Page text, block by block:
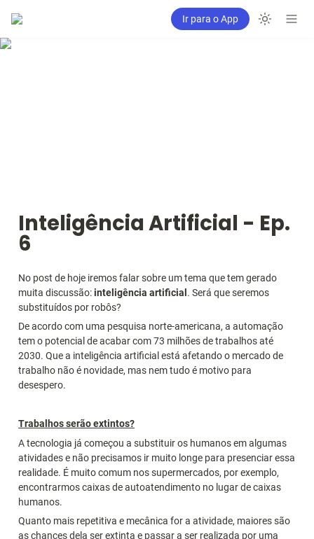
Ir para o App
Inteligência Artificial - Ep.
6
No post de hoje iremos falar sobre um tema que tem gerado
muita discussão: inteligência artificial . Será que seremos
substituídos por robôs?
De acordo com uma pesquisa norte-americana, a automação
tem o potencial de acabar com 73 milhões de trabalhos até
2030. Que a inteligência artificial está afetando o mercado de
trabalho não é novidade, mas nem tudo é motivo para
desespero.
Trabalhos serão extintos?
A tecnologia já começou a substituir os humanos em algumas
atividades e não precisamos ir muito longe para presenciar essa
realidade. É muito comum nos supermercados, por exemplo,
encontrarmos caixas de autoatendimento no lugar de caixas
humanos.
Quanto mais repetitiva e mecânica for a atividade, maiores são
as chances dela ser extinta e passar a ser realizada por uma